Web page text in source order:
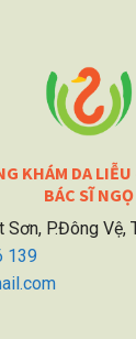
KHÁM DA LIỄU
BÁC SĨ NGỌ
P.Đông Vệ,
139